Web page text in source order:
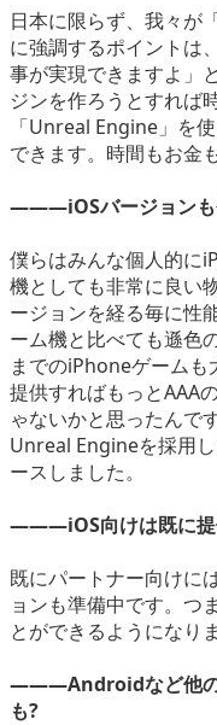
日本に限らず、我々が
に強調するポイントは
事が実現できますよ」
ジンを作ろうとすれば
「Unreal Engine」を
できます。時間もお金
―――iOSバージョンも
僕らはみんな個人的に
機としても非常に良い
ージョンを経る毎に性
ーム機と比べても遜色
までのiPhoneゲーム
提供すればもっとAAA
ゃないかと思ったんで
Unreal Engineを採用
ースしました。
―――iOS向けは既に提
既にパートナー向けに
ョンも準備中です。つ
とができるようになりま
―――Androidなど他の
も?